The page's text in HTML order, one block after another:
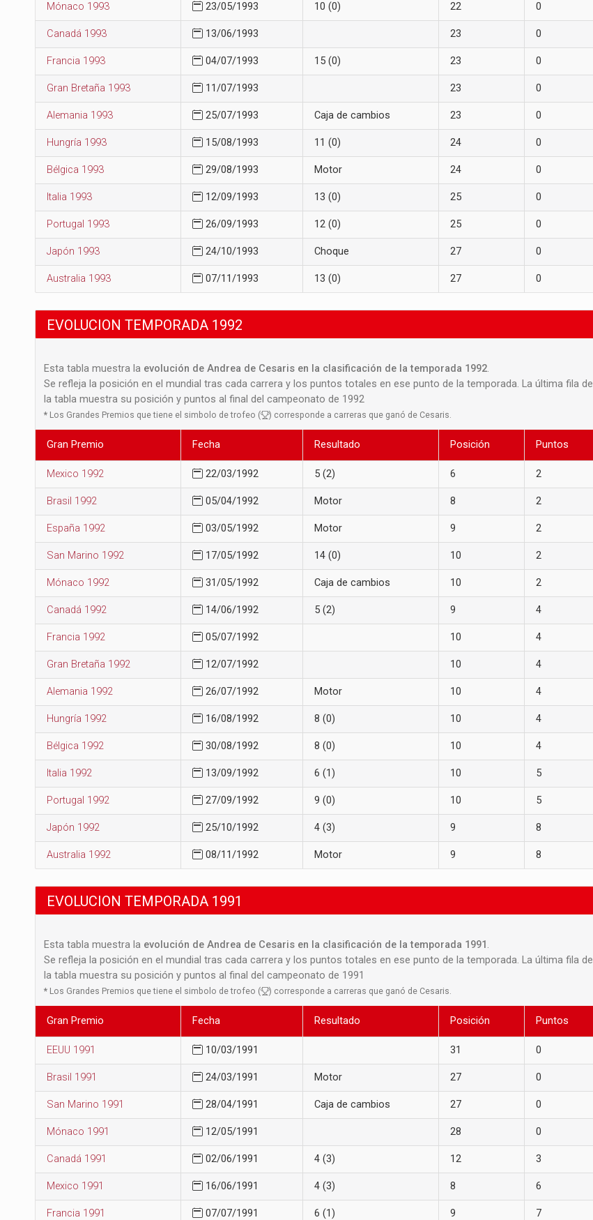
Mónaco 1993 23/05/1993 10 (0) 22 0
Canadá 1993 13/06/1993 23 0
Francia 1993 04/07/1993 15 (0) 23 0
Gran Bretaña 1993 11/07/1993 23 0
Alemania 1993 25/07/1993 Caja de cambios 23 0
Hungría 1993 15/08/1993 11 (0) 24 0
Bélgica 1993 29/08/1993 Motor 24 0
Italia 1993 12/09/1993 13 (0) 25 0
Portugal 1993 26/09/1993 12 (0) 25 0
Japón 1993 24/10/1993 Choque 27 0
Australia 1993 07/11/1993 13 (0) 27 0
EVOLUCION TEMPORADA 1992
Esta tabla muestra la evolución de Andrea de Cesaris en la clasificación de la temporada 1992.
Se refleja la posición en el mundial tras cada carrera y los puntos totales en ese punto de la temporada. La última fila de
la tabla muestra su posición y puntos al final del campeonato de 1992
* Los Grandes Premios que tiene el simbolo de trofeo ( ) corresponde a carreras que ganó de Cesaris.
Gran Premio Fecha Resultado Posición Puntos
Mexico 1992 22/03/1992 5 (2) 6 2
Brasil 1992 05/04/1992 Motor 8 2
España 1992 03/05/1992 Motor 9 2
San Marino 1992 17/05/1992 14 (0) 10 2
Mónaco 1992 31/05/1992 Caja de cambios 10 2
Canadá 1992 14/06/1992 5 (2) 9 4
Francia 1992 05/07/1992 10 4
Gran Bretaña 1992 12/07/1992 10 4
Alemania 1992 26/07/1992 Motor 10 4
Hungría 1992 16/08/1992 8 (0) 10 4
Bélgica 1992 30/08/1992 8 (0) 10 4
Italia 1992 13/09/1992 6 (1) 10 5
Portugal 1992 27/09/1992 9 (0) 10 5
Japón 1992 25/10/1992 4 (3) 9 8
Australia 1992 08/11/1992 Motor 9 8
EVOLUCION TEMPORADA 1991
Esta tabla muestra la evolución de Andrea de Cesaris en la clasificación de la temporada 1991.
Se refleja la posición en el mundial tras cada carrera y los puntos totales en ese punto de la temporada. La última fila de
la tabla muestra su posición y puntos al final del campeonato de 1991
* Los Grandes Premios que tiene el simbolo de trofeo ( ) corresponde a carreras que ganó de Cesaris.
Gran Premio Fecha Resultado Posición Puntos
EEUU 1991 10/03/1991 31 0
Brasil 1991 24/03/1991 Motor 27 0
San Marino 1991 28/04/1991 Caja de cambios 27 0
Mónaco 1991 12/05/1991 28 0
Canadá 1991 02/06/1991 4 (3) 12 3
Mexico 1991 16/06/1991 4 (3) 8 6
Francia 1991 07/07/1991 6 (1) 9 7